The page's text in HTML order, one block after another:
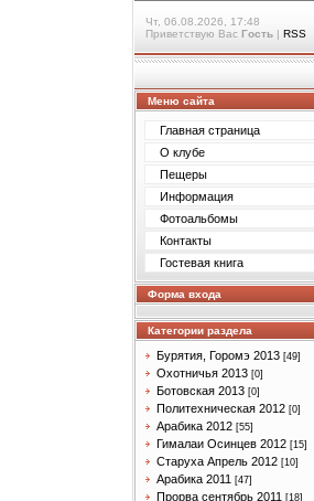
Чт, 06.08.2026, 17:48
Приветствую Вас Гость | RSS
Меню сайта
Главная страница
О клубе
Пещеры
Информация
Фотоальбомы
Контакты
Гостевая книга
Форма входа
Категории раздела
Бурятия, Горомэ 2013 [49]
Охотничья 2013 [0]
Ботовская 2013 [0]
Политехническая 2012 [0]
Арабика 2012 [55]
Гималаи Осинцев 2012 [15]
Старуха Апрель 2012 [10]
Арабика 2011 [47]
Прорва сентябрь 2011 [18]